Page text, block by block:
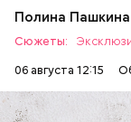
Полина Пашкина
Сюжеты:
06 августа 12:15